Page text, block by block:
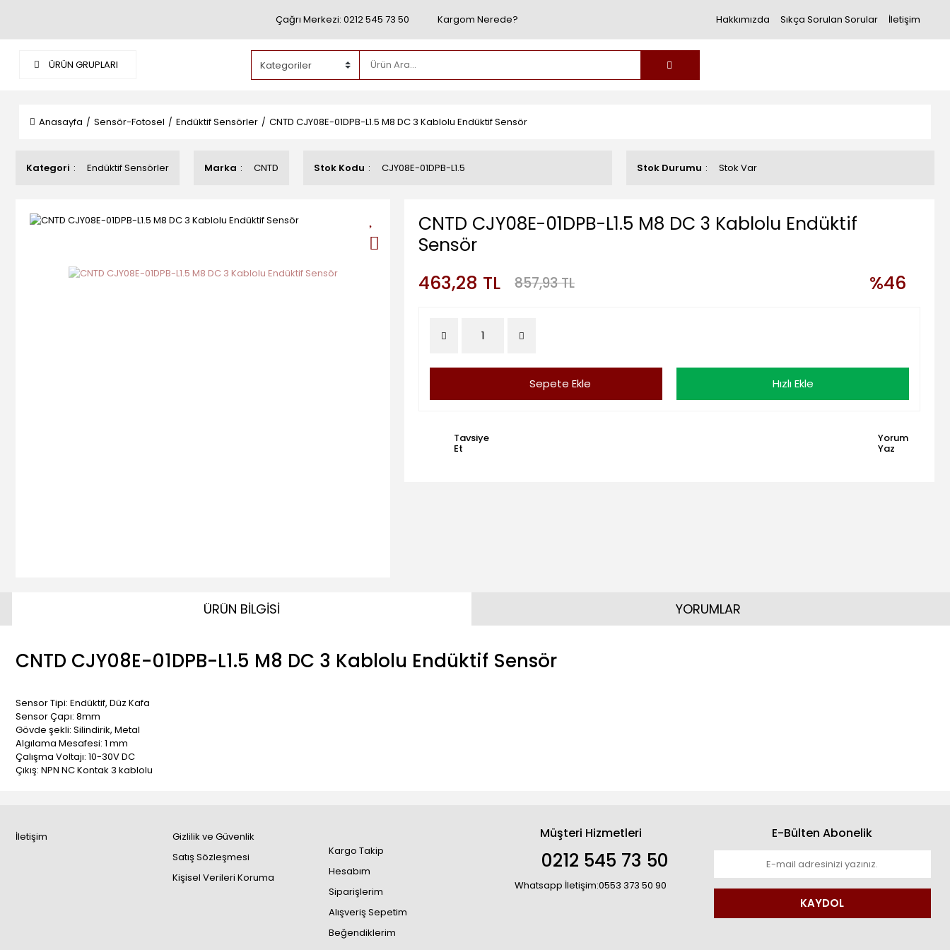
Çağrı Merkezi: 0212 545 73 50 Kargom Nerede? Hakkımızda Sıkça Sorulan Sorular İletişim
ÜRÜN GRUPLARI
Anasayfa Sensör-Fotosel Endüktif Sensörler CNTD CJY08E-01DPB-L1.5 M8 DC 3 Kablolu Endüktif Sensör
Kategori Endüktif Sensörler Marka CNTD Stok Kodu CJY08E-01DPB-L1.5 Stok Durumu Stok Var
CNTD CJY08E-01DPB-L1.5 M8 DC 3 Kablolu Endüktif
Sensör
463,28 TL
857,93 TL %46
Sepete Ekle Hızlı Ekle
Tavsiye
Et
Yorum
Yaz
ÜRÜN BİLGİSİ
CNTD CJY08E-01DPB-L1.5 M8 DC 3 Kablolu Endüktif Sensör
Sensor Tipi: Endüktif, Düz Kafa
Sensor Çapı: 8mm
Gövde şekli: Silindirik, Metal
Algılama Mesafesi: 1 mm
Çalışma Voltajı: 10-30V DC
Çıkış: NPN NC Kontak 3 kablolu
YORUMLAR
İletişim
Gizlilik ve Güvenlik
Satış Sözleşmesi
Kişisel Verileri Koruma
Kargo Takip
Hesabım
Siparişlerim
Alışveriş Sepetim
Beğendiklerim
Müşteri Hizmetleri
0212 545 73 50
Whatsapp İletişim:0553 373 50 90
E-Bülten Abonelik
KAYDOL